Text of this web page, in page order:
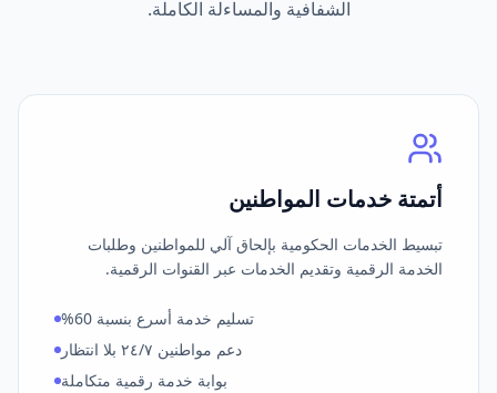
الشفافية والمساءلة الكاملة.
أتمتة خدمات المواطنين
تبسيط الخدمات الحكومية بإلحاق آلي للمواطنين وطلبات
الخدمة الرقمية وتقديم الخدمات عبر القنوات الرقمية.
تسليم خدمة أسرع بنسبة 60%
دعم مواطنين ٢٤/٧ بلا انتظار
بوابة خدمة رقمية متكاملة